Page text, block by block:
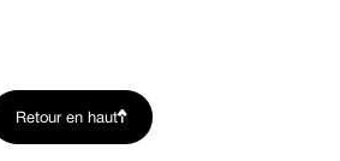
Retour en haut